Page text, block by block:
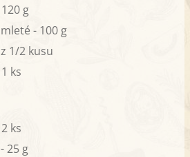
g
- 100 g
1/2 kusu
ks
ks
- 25 g